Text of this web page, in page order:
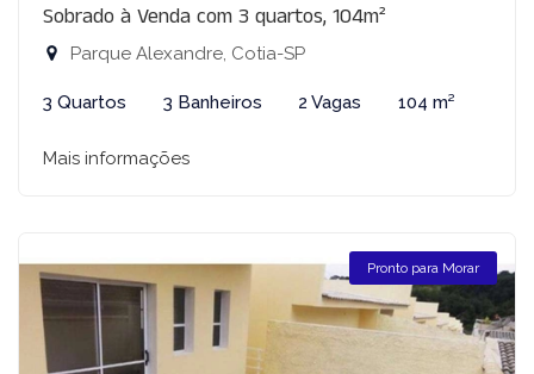
Sobrado à Venda com 3 quartos, 104m²
Parque Alexandre, Cotia-SP
3 Quartos 3 Banheiros 2 Vagas 104 m²
Mais informações
Pronto para Morar